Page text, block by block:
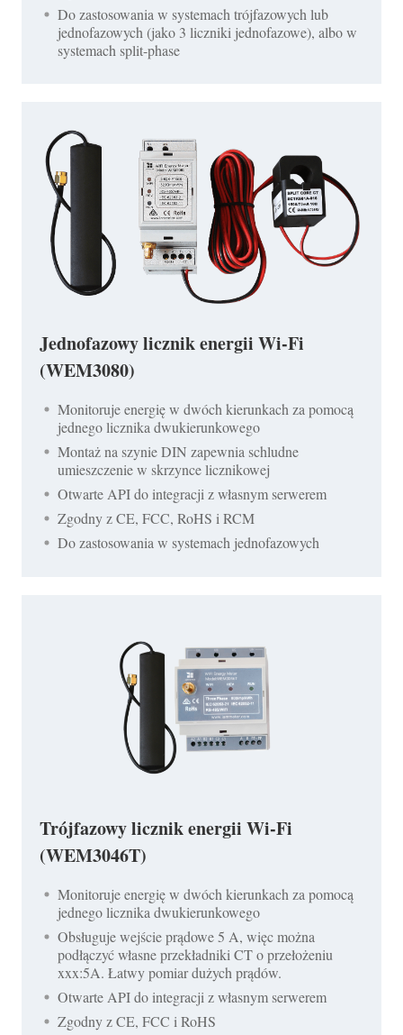
Do zastosowania w systemach trójfazowych lub
jednofazowych (jako 3 liczniki jednofazowe), albo w
systemach split-phase
Jednofazowy licznik energii Wi-Fi
(WEM3080)
Monitoruje energię w dwóch kierunkach za pomocą
jednego licznika dwukierunkowego
Montaż na szynie DIN zapewnia schludne
umieszczenie w skrzynce licznikowej
Otwarte API do integracji z własnym serwerem
Zgodny z CE, FCC, RoHS i RCM
Do zastosowania w systemach jednofazowych
Trójfazowy licznik energii Wi-Fi
(WEM3046T)
Monitoruje energię w dwóch kierunkach za pomocą
jednego licznika dwukierunkowego
Obsługuje wejście prądowe 5 A, więc można
podłączyć własne przekładniki CT o przełożeniu
xxx:5A. Łatwy pomiar dużych prądów.
Otwarte API do integracji z własnym serwerem
Zgodny z CE, FCC i RoHS